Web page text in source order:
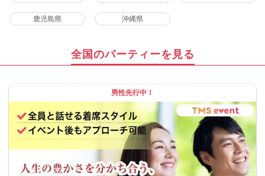
鹿児島県 沖縄県
全国のパーティーを見る
男性先行中！